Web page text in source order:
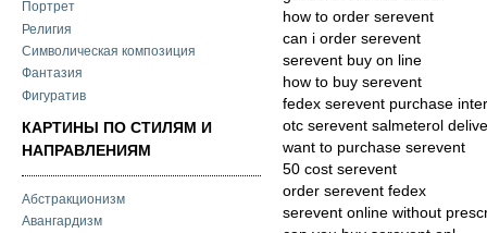
Портрет
Религия
Символическая композиция
Фантазия
Фигуратив
КАРТИНЫ ПО СТИЛЯМ И
НАПРАВЛЕНИЯМ
Абстракционизм
Авангардизм
how to order serevent
can i order serevent
serevent buy on line
how to buy serevent
fedex serevent purchase
otc serevent salmeterol
want to purchase serevent
50 cost serevent
order serevent fedex
serevent online without